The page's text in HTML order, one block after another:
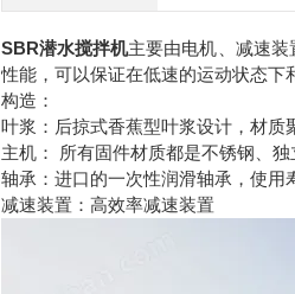
SBR潜水搅拌机主要由电机、减速
性能，可以保证在低速的运动状态下
构造：
叶浆：后掠式香蕉型叶浆设计，材质
主机： 所有固件材质都是不锈钢、
轴承：进口的一次性润滑轴承，使用
减速装置：高效率减速装置